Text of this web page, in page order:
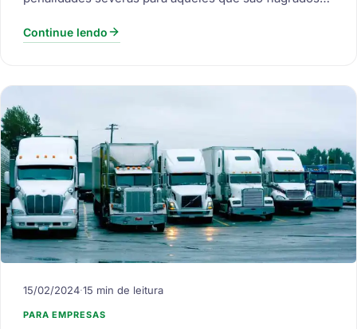
Continue lendo
15/02/2024·15 min de leitura
PARA EMPRESAS